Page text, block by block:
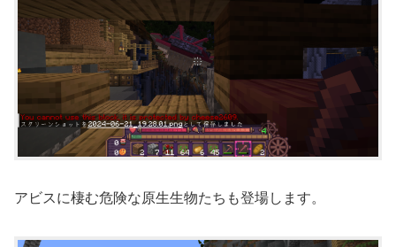
アビスに棲む危険な原生生物たちも登場します。